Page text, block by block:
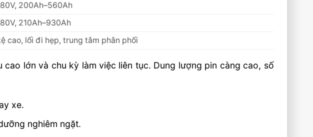
200Ah–560Ah
210Ah–930Ah
cao, lối đi hẹp, trung tâm phân phối
lớn và chu kỳ làm việc liên tục. Dung lượng pin càng cao, số
xe.
nghiêm ngặt.